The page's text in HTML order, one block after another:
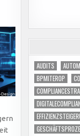
AUDITS
BPMITEROP